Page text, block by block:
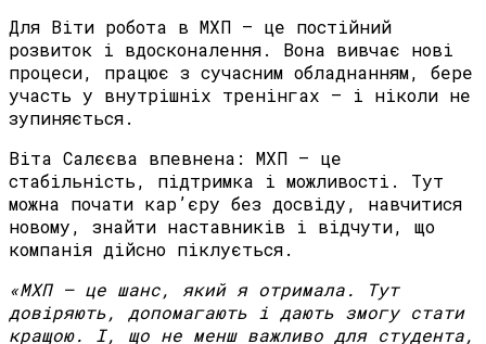
Для Віти робота в МХП — це постійний
розвиток і вдосконалення. Вона вивчає нові
процеси, працює з сучасним обладнанням, бере
участь у внутрішніх тренінгах — і ніколи не
зупиняється.
Віта Салєєва впевнена: МХП — це
стабільність, підтримка і можливості. Тут
можна почати кар’єру без досвіду, навчитися
новому, знайти наставників і відчути, що
компанія дійсно піклується.
«МХП — це шанс, який я отримала.
Тут
довіряють, допомагають і дають змогу стати
кращою. І, що не менш важливо для студента,